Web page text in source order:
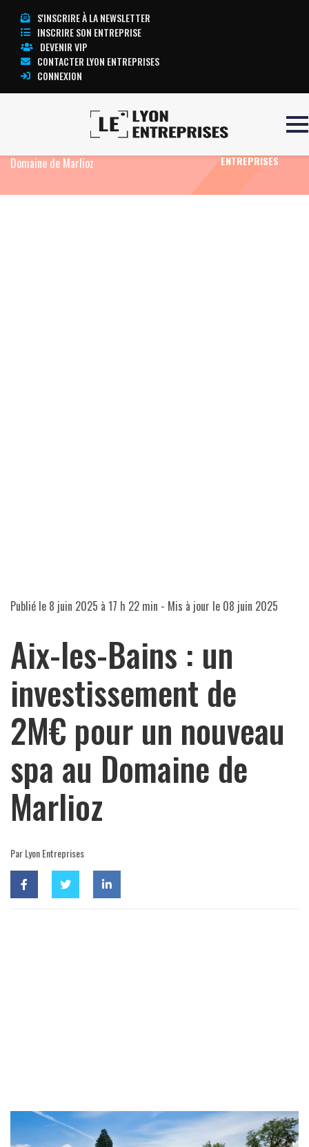
S'INSCRIRE À LA NEWSLETTER
INSCRIRE SON ENTREPRISE
DEVENIR VIP
CONTACTER LYON ENTREPRISES
CONNEXION
Aix-les-Bains : un
Domaine de Marlioz
TOUTE
ENTREPRISES
Publié le 8 juin 2025 à 17 h 22 min - Mis à jour le 08 juin 2025
Aix-les-Bains : un
investissement de
2M€ pour un nouveau
spa au Domaine de
Marlioz
Par Lyon Entreprises